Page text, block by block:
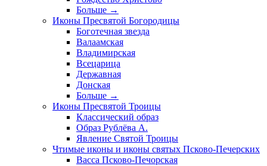
Больше →
Иконы Пресвятой Богородицы
Боготечная звезда
Валаамская
Владимирская
Всецарица
Державная
Донская
Больше →
Иконы Пресвятой Троицы
Классический образ
Образ Рублёва А.
Явление Святой Троицы
Чтимые иконы и иконы святых Псково-Печерских
Васса Псково-Печорская